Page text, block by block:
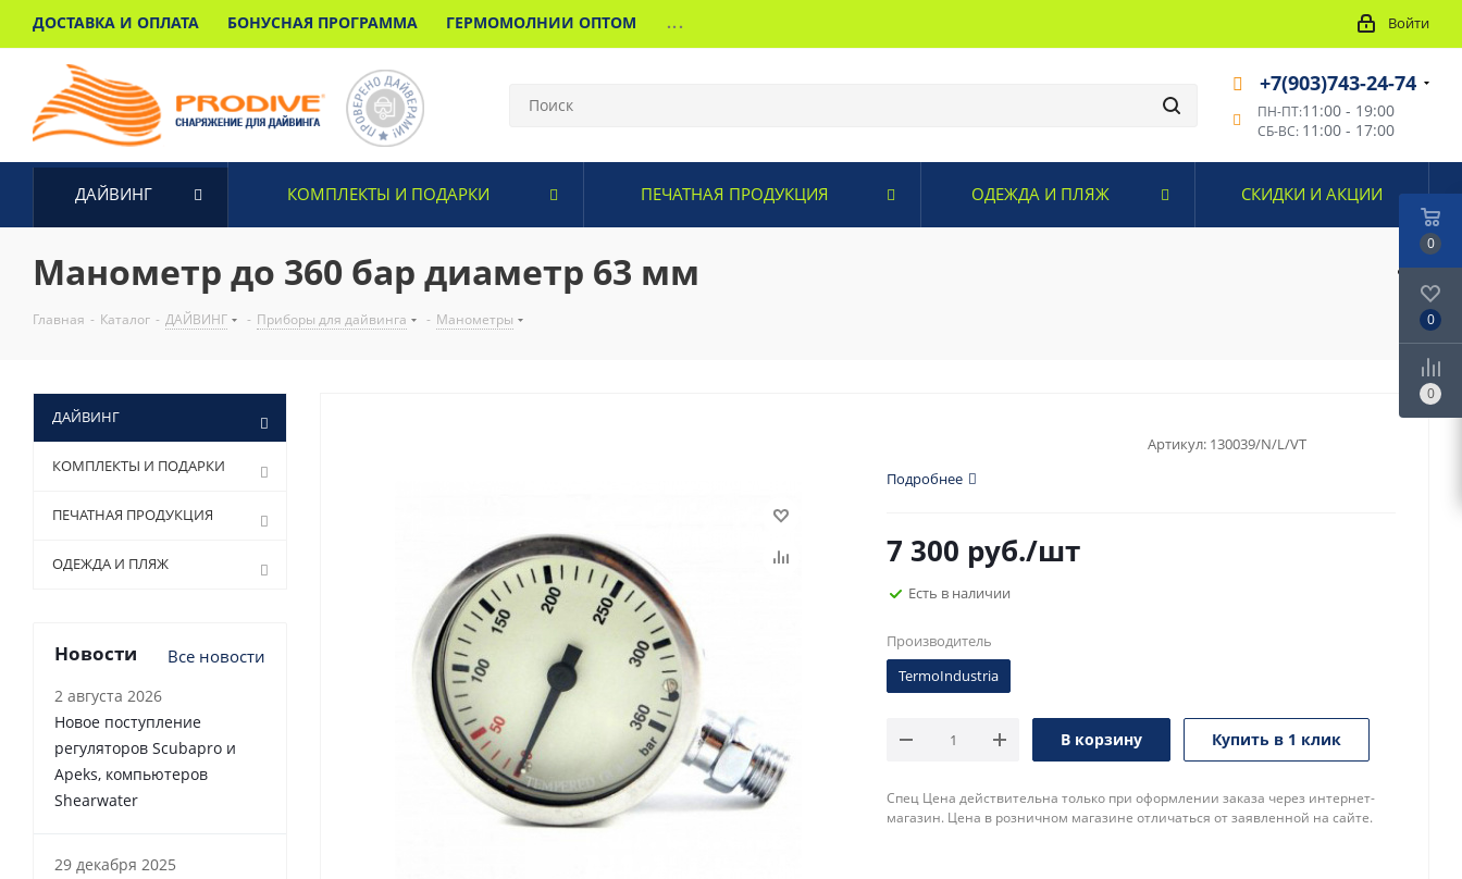
ДОСТАВКА И ОПЛАТА БОНУСНАЯ ПРОГРАММА ГЕРМОМОЛНИИ ОПТОМ ... Войти
+7(903)743-24-74
ПН-ПТ:11:00 - 19:00
СБ-ВС: 11:00 - 17:00
ДАЙВИНГ КОМПЛЕКТЫ И ПОДАРКИ ПЕЧАТНАЯ ПРОДУКЦИЯ ОДЕЖДА И ПЛЯЖ СКИДКИ И АКЦИИ
Манометр до 360 бар диаметр 63 мм
Главная - Каталог - ДАЙВИНГ - Приборы для дайвинга - Манометры
Артикул: 130039/N/L/VT
Подробнее
7 300 руб./шт
Есть в наличии
Производитель
TermoIndustria
В корзину Купить в 1 клик
Спец Цена действительна только при оформлении заказа через интернет-
магазин. Цена в розничном магазине отличаться от заявленной на сайте.
ДАЙВИНГ
КОМПЛЕКТЫ И ПОДАРКИ
ПЕЧАТНАЯ ПРОДУКЦИЯ
ОДЕЖДА И ПЛЯЖ
Новости Все новости
2 августа 2026
Новое поступление
регуляторов Scubapro и
Apeks, компьютеров
Shearwater
29 декабря 2025
0
0
0